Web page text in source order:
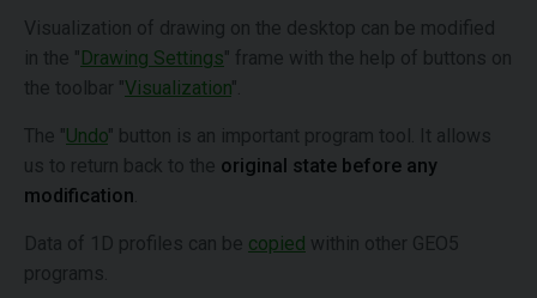
Visualization of drawing on the desktop can be modified
in the "Drawing Settings" frame with the help of buttons on
the toolbar "Visualization".
The "Undo" button is an important program tool. It allows
us to return back to the original state before any
modification
Data of 1D profiles can be copied within other GEO5
programs.